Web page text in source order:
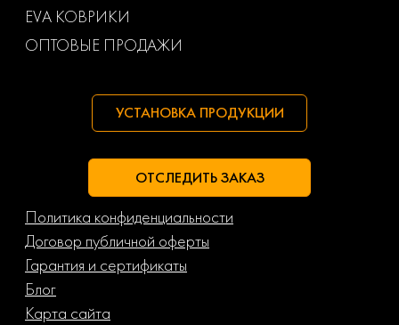
EVA КОВРИКИ
ОПТОВЫЕ ПРОДАЖИ
УСТАНОВКА ПРОДУКЦИИ
ОТСЛЕДИТЬ ЗАКАЗ
Политика конфиденциальности
Договор публичной оферты
Гарантия и сертификаты
Блог
Карта сайта